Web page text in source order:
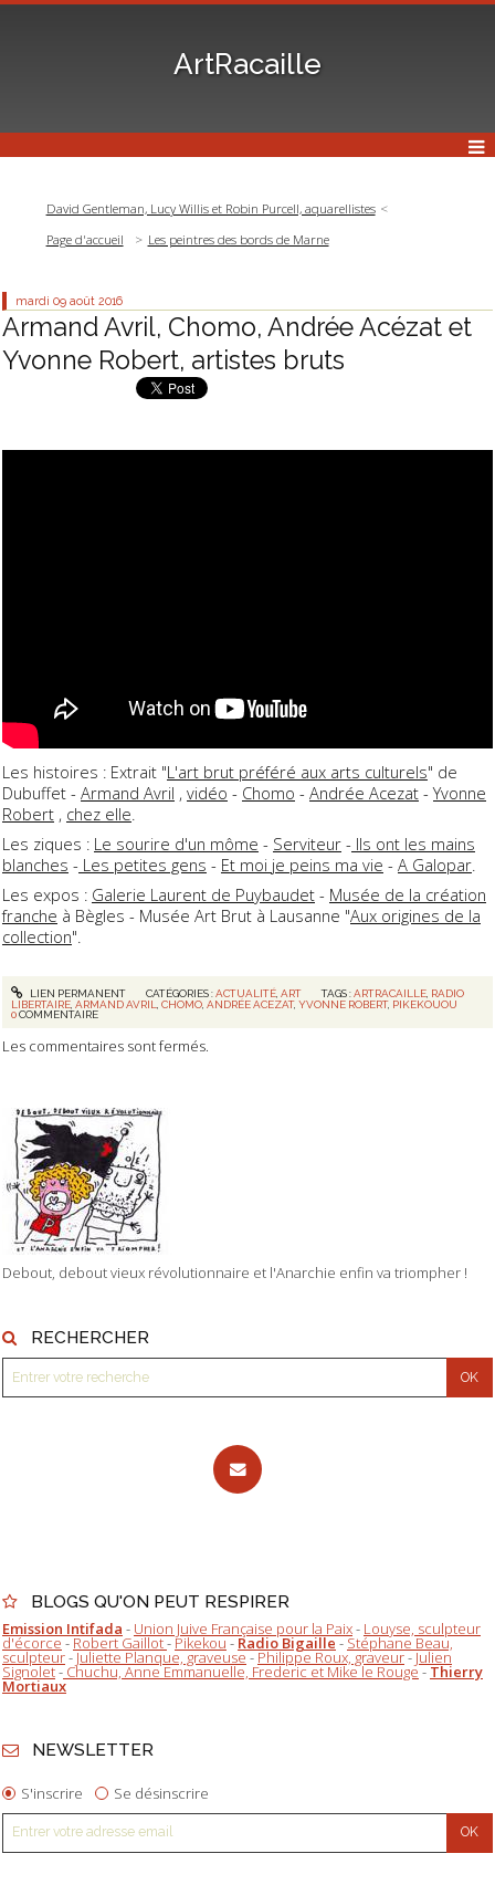
ArtRacaille
Debout, debout vieux révolutionnaire et l'Anarchie enfin va triompher !
RECHERCHER
BLOGS QU'ON PEUT RESPIRER
Emission Intifada - Union Juive Française pour la Paix- Louyse, sculpteur
d'écorce-Robert Gaillot-Pikekou-Radio Bigaille-Stéphane Beau,
sculpteur-Juliette Planque, graveuse-Philippe Roux, graveur-Julien
Signolet-Chuchu, Anne Emmanuelle, Frederic et Mike le Rouge-Thierry
Mortiaux
NEWSLETTER
S'inscrire Se désinscrire
David Gentleman, Lucy Willis et Robin Purcell, aquarellistes
Page d'accueil
Les peintres des bords de Marne
mardi 09 août 2016
Armand Avril, Chomo, Andrée Acézat et
Yvonne Robert, artistes bruts
Les histoires : Extrait "L'art brut préféré aux arts culturels" de
Dubuffet - Armand Avril , vidéo - Chomo - Andrée Acezat -Yvonne
Robert , chez elle
Les ziques : Le sourire d'un môme - Serviteur - lls ont les mains
blanches - Les petites gens - Et moi je peins ma vie - A Galopar
Les expos : Galerie Laurent de Puybaudet - Musée de la création
franche à Bègles - Musée Art Brut à Lausanne "Aux origines de la
collection".
LIEN PERMANENT CATÉGORIES :ACTUALITÉ, ART TAGS :ARTRACAILLE RADIO
LIBERTAIRE ,ARMAND AVRIL ,CHOMO ,ANDRÉE ACEZAT,YVONNE ROBERT, PIKEKOUOU
0COMMENTAIRE
Les commentaires sont fermés.